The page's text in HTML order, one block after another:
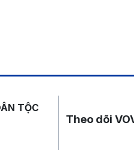
TỘC
Mạng
Theo dõi